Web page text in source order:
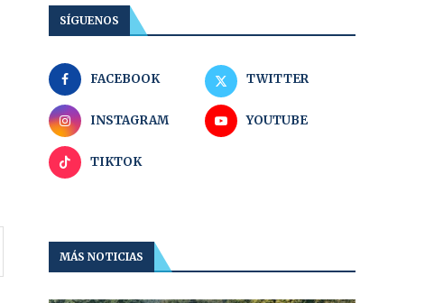
SÍGUENOS
FACEBOOK TWITTER
INSTAGRAM YOUTUBE
TIKTOK
MÁS NOTICIAS